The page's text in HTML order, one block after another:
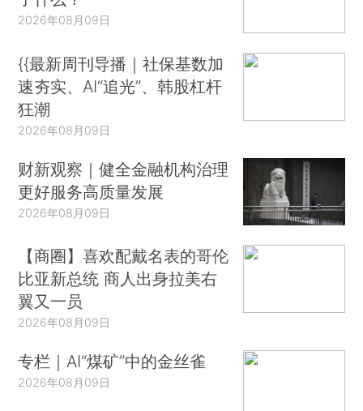
2026年08月09日
{{最新周刊导播｜社保基数加
速夯实、AI“追光”、韩股杠杆
狂潮
2026年08月09日
财新观察｜健全金融机构治理
更好服务高质量发展
2026年08月09日
【商圈】喜欢配戴名表的哥伦
比亚新总统 商人出身拉美右
翼又一员
2026年08月09日
专栏｜AI“煤矿”中的金丝雀
2026年08月09日